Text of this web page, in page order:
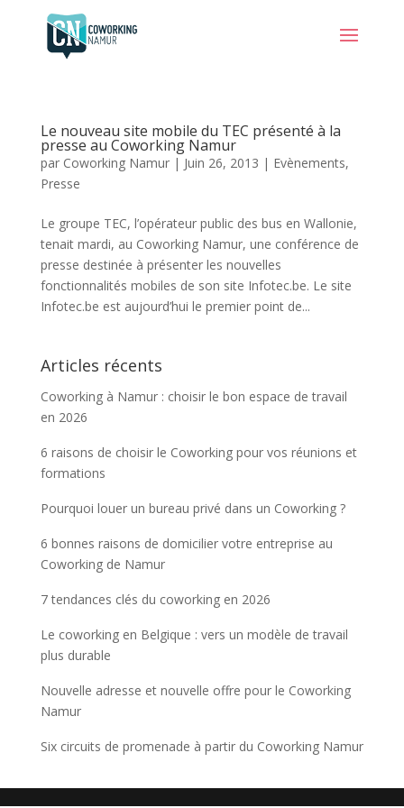
Le nouveau site mobile du TEC présenté à la
presse au Coworking Namur
par Coworking Namur| Juin 26, 2013 | Evènements,
Presse
Le groupe TEC, l’opérateur public des bus en Wallonie,
tenait mardi, au Coworking Namur, une conférence de
presse destinée à présenter les nouvelles
fonctionnalités mobiles de son site Infotec.be. Le site
Infotec.be est aujourd’hui le premier point de...
Articles récents
Coworking à Namur : choisir le bon espace de travail
en 2026
6 raisons de choisir le Coworking pour vos réunions et
formations
Pourquoi louer un bureau privé dans un Coworking ?
6 bonnes raisons de domicilier votre entreprise au
Coworking de Namur
7 tendances clés du coworking en 2026
Le coworking en Belgique : vers un modèle de travail
plus durable
Nouvelle adresse et nouvelle offre pour le Coworking
Namur
Six circuits de promenade à partir du Coworking Namur